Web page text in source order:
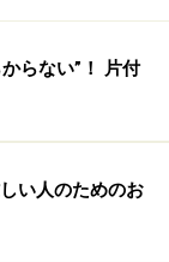
！使う用途、
らない”！ 片付
い人のためのお